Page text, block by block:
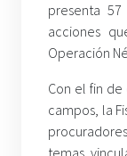
presenta
acciones
Operación
Con el fin
campos, la